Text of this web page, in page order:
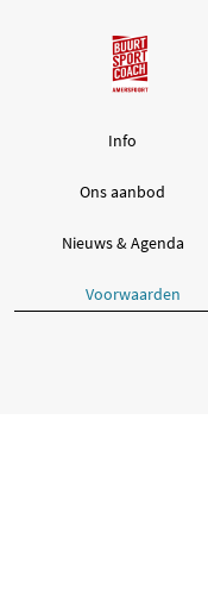
Info
Ons aanbod
Nieuws & Agenda
Voorwaarden